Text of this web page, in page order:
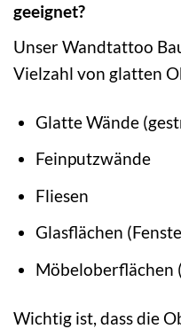
geeignet?
Unser Wandtattoo
Vielzahl von glatten
Glatte Wände
Feinputzwände
Fliesen
Glasflächen
Möbeloberflächen
Wichtig ist, dass die